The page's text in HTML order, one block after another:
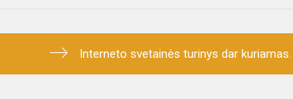
Interneto svetainės turinys dar